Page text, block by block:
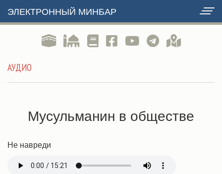
ЭЛЕКТРОННЫЙ МИНБАР
АУДИО
Мусульманин в обществе
Не навреди